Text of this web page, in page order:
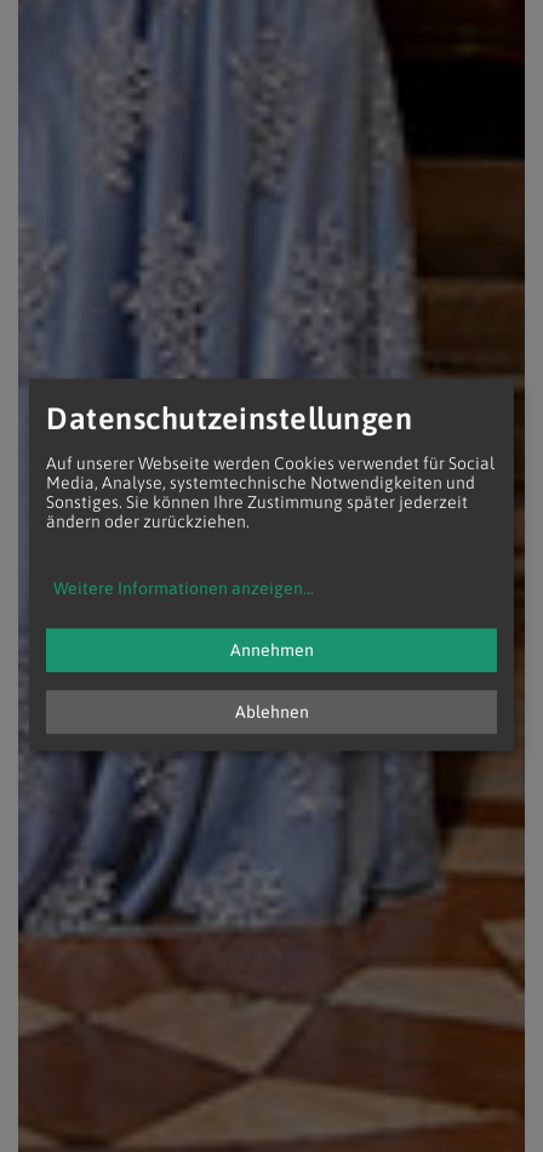
Datenschutzeinstellungen
Auf unserer Webseite werden Cookies verwendet für Social
Media, Analyse, systemtechnische Notwendigkeiten und
Sonstiges. Sie können Ihre Zustimmung später jederzeit
ändern oder zurückziehen.
Weitere Informationen anzeigen...
Ablehnen
Annehmen